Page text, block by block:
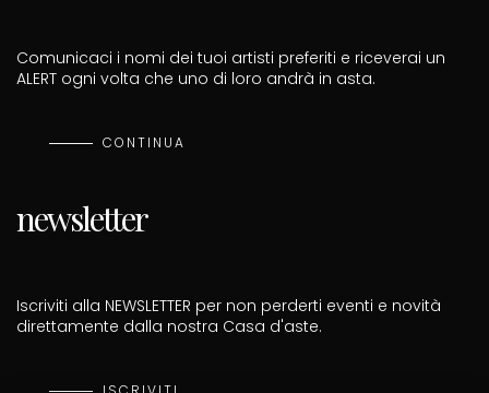
Comunicaci i nomi dei tuoi artisti preferiti e riceverai un
ALERT ogni volta che uno di loro andrà in asta.
CONTINUA
newsletter
Iscriviti alla NEWSLETTER per non perderti eventi e novità
direttamente dalla nostra Casa d'aste.